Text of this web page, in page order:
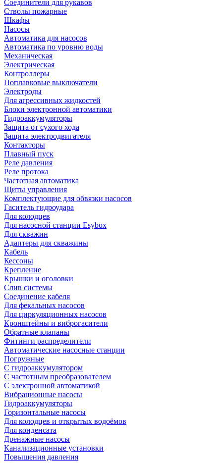
Соединители для рукавов
Стволы пожарные
Шкафы
Насосы
Автоматика для насосов
Автоматика по уровню воды
Механическая
Электрическая
Контроллеры
Поплавковые выключатели
Электроды
Для агрессивных жидкостей
Блоки электронной автоматики
Гидроаккумуляторы
Защита от сухого хода
Защита электродвигателя
Контакторы
Плавный пуск
Реле давления
Реле протока
Частотная автоматика
Щиты управления
Комплектующие для обвязки насосов
Гаситель гидроудара
Для колодцев
Для насосной станции Esybox
Для скважин
Адаптеры для скважины
Кабель
Кессоны
Крепление
Крышки и оголовки
Слив системы
Соединение кабеля
Для фекальных насосов
Для циркуляционных насосов
Кронштейны и виброгасители
Обратные клапаны
Фитинги распределители
Автоматические насосные станции
Погружные
С гидроаккумулятором
С частотным преобразователем
С электронной автоматикой
Вибрационные насосы
Гидроаккумуляторы
Горизонтальные насосы
Для колодцев и открытых водоёмов
Для конденсата
Дренажные насосы
Канализационные установки
Повышения давления